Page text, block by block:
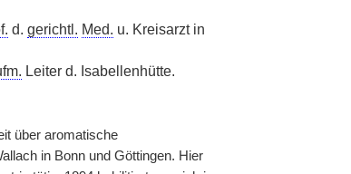
d. gerichtl. Med. u. Kreisarzt in
Leiter d. Isabellenhütte.
über aromatische
in Bonn und Göttingen. Hier